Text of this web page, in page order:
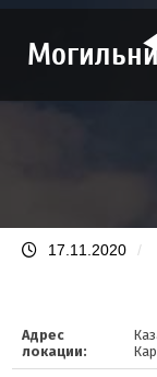
17.11.2020 /
Адрес
локации: